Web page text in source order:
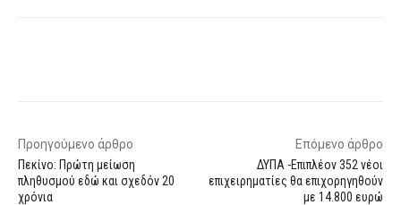
Προηγούμενο άρθρο
Πεκίνο: Πρώτη μείωση
πληθυσμού εδώ και σχεδόν 20
χρόνια
Επόμενο άρθρο
ΔΥΠΑ -Επιπλέον 352 νέοι
επιχειρηματίες θα επιχορηγηθούν
με 14.800 ευρώ